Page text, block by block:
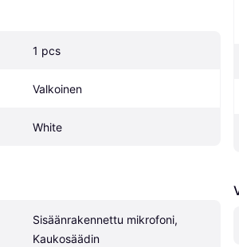
1 pcs
Valkoinen
White
Sisäänrakennettu mikrofoni,
Kaukosäädin